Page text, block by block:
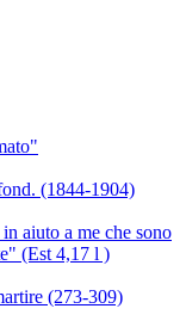
(1844-1904)
aiuto a me che sono
(Est 4,17 l )
(273-309)